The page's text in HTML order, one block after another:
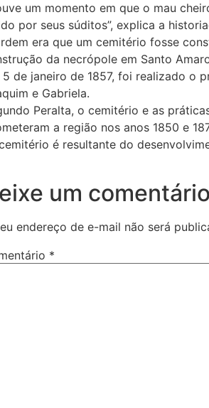
um momento em que o mau
por seus súditos”, explica a
era que um cemitério fosse
da necrópole em Santo
5 de janeiro de 1857, foi realizado o
e Gabriela.
Peralta, o cemitério e as
a região nos anos 1850 e
é resultante do
um comentário
endereço de e-mail não será
*